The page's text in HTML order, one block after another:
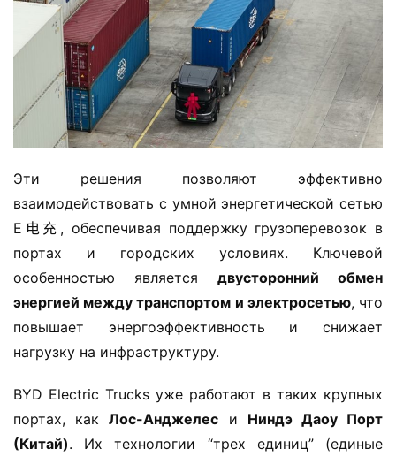
г
й
м
м
е
ч
е
с
к
и
а
в
т
о
登录 注册
Эти решения позволяют эффективно
взаимодействовать с умной энергетической сетью
E电充, обеспечивая поддержку грузоперевозок в
портах и городских условиях. Ключевой
особенностью является ​ ​двусторонний обмен
энергией между транспортом и электросетью​​, что
повышает энергоэффективность и снижает
нагрузку на инфраструктуру.
BYD Electric Trucks уже работают в таких крупных
портах, как ​​Лос-Анджелес​ ​ и ​ ​Ниндэ Даоу Порт
(Китай)​​. Их технологии “трех единиц” (единые